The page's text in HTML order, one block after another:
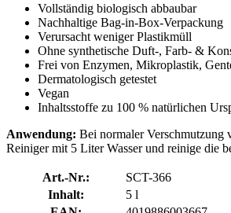
Vollständig biologisch abbaubar
Nachhaltige Bag-in-Box-Verpackung
Verursacht weniger Plastikmüll
Ohne synthetische Duft-, Farb- &
Frei von Enzymen, Mikroplastik,
Dermatologisch getestet
Vegan
Inhaltsstoffe zu 100 % natürlichen
Anwendung: Bei normaler Verschmutzung
Reiniger mit 5 Liter Wasser und reinige die
Art.-Nr.:
SCT-366
Inhalt:
5 l